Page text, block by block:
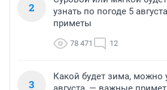
2
узнать по погоде 5
приметы
78 471 12
3
Какой будет зима, можно